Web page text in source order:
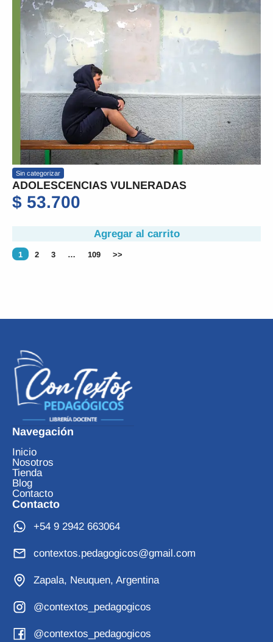
Sin categorizar
ADOLESCENCIAS VULNERADAS
$ 53.700
Agregar al carrito
1 2 3 … 109 >>
Navegación
Inicio
Nosotros
Tienda
Blog
Contacto
Contacto
+54 9 2942 663064
contextos.pedagogicos@gmail.com
Zapala, Neuquen, Argentina
@contextos_pedagogicos
@contextos_pedagogicos